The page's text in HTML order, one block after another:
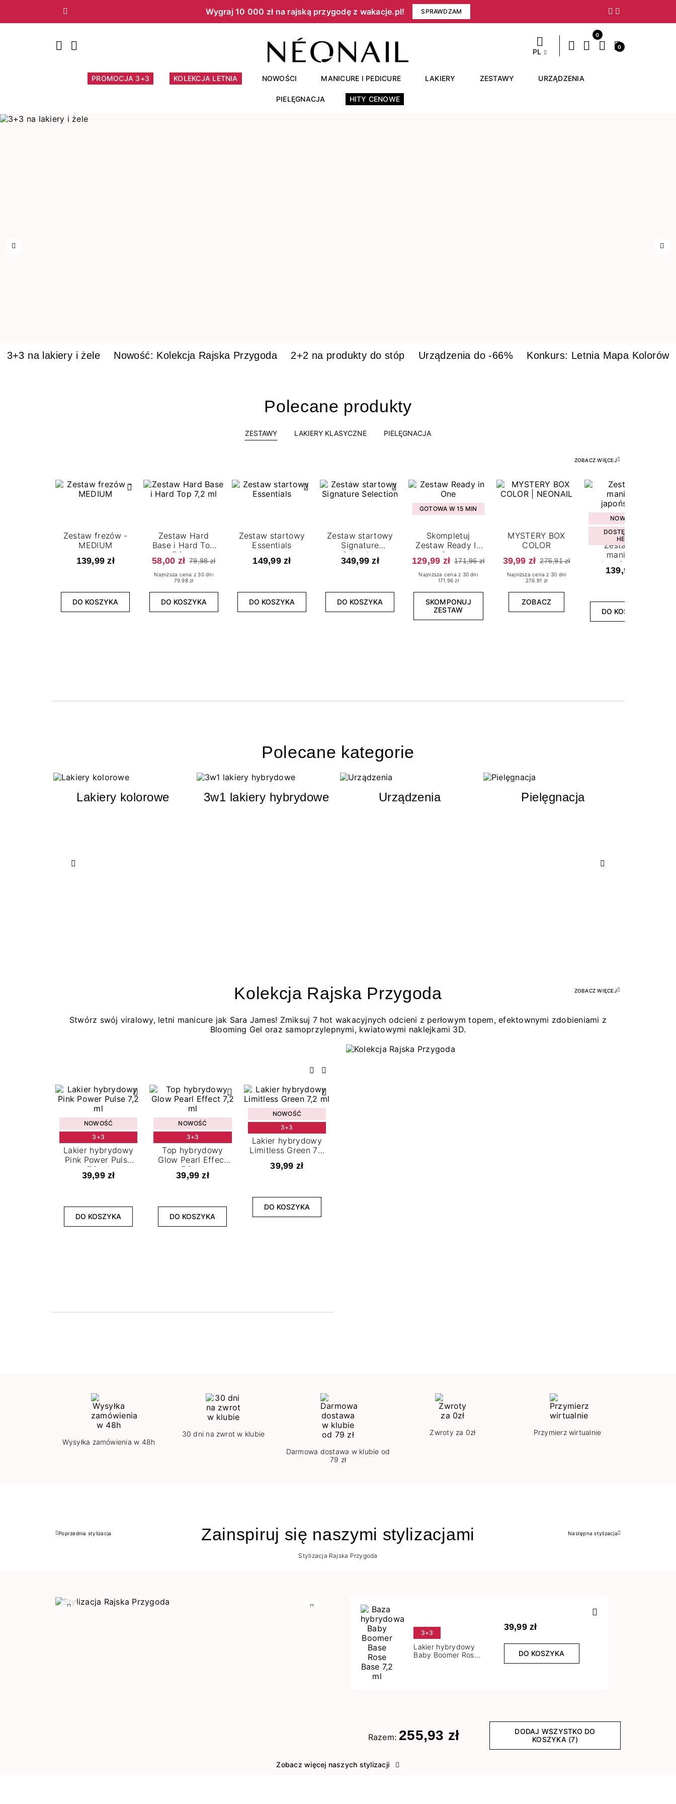
Wygraj 10 000 zł na rajską przygodę z wakacje.pl!​ SPRAWDZAM
Poprzedni Następny
PL
0
0
PROMOCJA 3+3 KOLEKCJA LETNIA NOWOŚCI MANICURE I PEDICURE LAKIERY ZESTAWY URZĄDZENIA
PIELĘGNACJA HITY CENOWE
3+3 na lakiery i żele Nowość: Kolekcja Rajska Przygoda 2+2 na produkty do stóp Urządzenia do -66% Konkurs: Letnia Mapa Kolorów
Polecane produkty
ZESTAWY LAKIERY KLASYCZNE PIELĘGNACJA
ZOBACZ WIĘCEJ
Zestaw frezów -
MEDIUM
139,99 zł
DO KOSZYKA
Zestaw Hard
Base i Hard Top
7,2 ml
58,00 zł 79,98 zł
Najniższa cena z 30 dni
79.98 zł
DO KOSZYKA
Zestaw startowy
Essentials
149,99 zł
DO KOSZYKA
Zestaw startowy
Signature
Selection
349,99 zł
DO KOSZYKA
GOTOWA W 15 MIN
Skompletuj
Zestaw Ready In
One
129,99 zł 171,96 zł
Najniższa cena z 30 dni
171.96 zł
SKOMPONUJ
ZESTAW
MYSTERY BOX
COLOR
39,99 zł 276,91 zł
Najniższa cena z 30 dni
276.91 zł
ZOBACZ
NOWOŚĆ
DOSTĘPNY W
HEBE
Zestaw do
manicure
japońskiego
139,99 zł
DO KOSZYKA
Polecane kategorie
Lakiery kolorowe 3w1 lakiery hybrydowe Urządzenia Pielęgnacja
Kolekcja Rajska Przygoda ZOBACZ WIĘCEJ
Stwórz swój viralowy, letni manicure jak Sara James! Zmiksuj 7 hot wakacyjnych odcieni z perłowym topem, efektownymi zdobieniami z
Blooming Gel oraz samoprzylepnymi, kwiatowymi naklejkami 3D.
Poprzedni
Następny
NOWOŚĆ
3+3
Lakier hybrydowy
Pink Power Pulse
7,2 ml
39,99 zł
DO KOSZYKA
NOWOŚĆ
3+3
Top hybrydowy
Glow Pearl Effect
7,2 ml
39,99 zł
DO KOSZYKA
NOWOŚĆ
3+3
Lakier hybrydowy
Limitless Green 7,2
ml
39,99 zł
DO KOSZYKA
Wysyłka zamówienia w 48h
30 dni na zwrot w klubie
Darmowa dostawa w klubie od
79 zł
Zwroty za 0zł Przymierz wirtualnie
Zainspiruj się naszymi stylizacjami
Poprzedni
Poprzednia stylizacja Następny
Następna stylizacja
Stylizacja Rajska Przygoda
3+3
Lakier hybrydowy
Baby Boomer Rose
39,99 zł
DO KOSZYKA
Razem: 255,93 zł
DODAJ WSZYSTKO DO
KOSZYKA (7)
Zobacz więcej naszych stylizacji